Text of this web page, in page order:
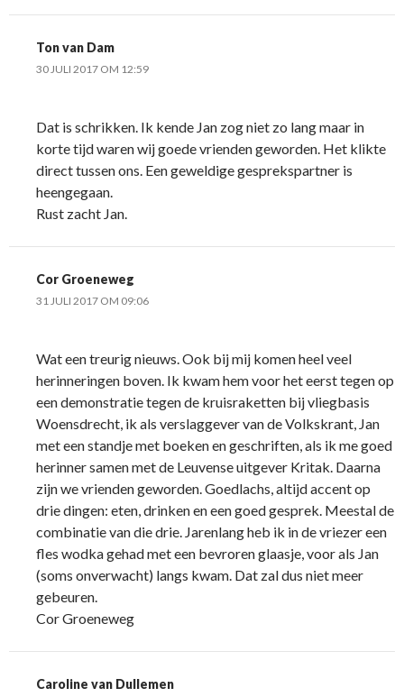
Ton van Dam
30 JULI 2017 OM 12:59
Dat is schrikken. Ik kende Jan zog niet zo lang maar in
korte tijd waren wij goede vrienden geworden. Het klikte
direct tussen ons. Een geweldige gesprekspartner is
heengegaan.
Rust zacht Jan.
Cor Groeneweg
31 JULI 2017 OM 09:06
Wat een treurig nieuws. Ook bij mij komen heel veel
herinneringen boven. Ik kwam hem voor het eerst tegen op
een demonstratie tegen de kruisraketten bij vliegbasis
Woensdrecht, ik als verslaggever van de Volkskrant, Jan
met een standje met boeken en geschriften, als ik me goed
herinner samen met de Leuvense uitgever Kritak. Daarna
zijn we vrienden geworden. Goedlachs, altijd accent op
drie dingen: eten, drinken en een goed gesprek. Meestal de
combinatie van die drie. Jarenlang heb ik in de vriezer een
fles wodka gehad met een bevroren glaasje, voor als Jan
(soms onverwacht) langs kwam. Dat zal dus niet meer
gebeuren.
Cor Groeneweg
Caroline van Dullemen